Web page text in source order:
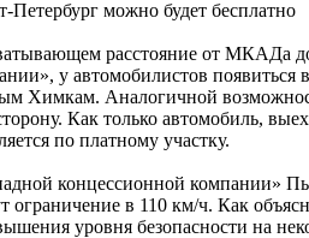
расстояние от МКАДа
у автомобилистов появиться
Химкам. Аналогичной
Как только автомобиль,
по платному участку.
концессионной компании»
в 110 км/ч. Как
уровня безопасности на